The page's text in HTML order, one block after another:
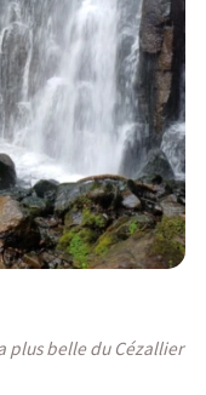
plus belle du Cézallier